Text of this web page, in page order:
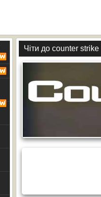
Чіти до counter